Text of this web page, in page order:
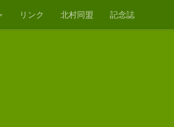
リンク 北村同盟 記念誌